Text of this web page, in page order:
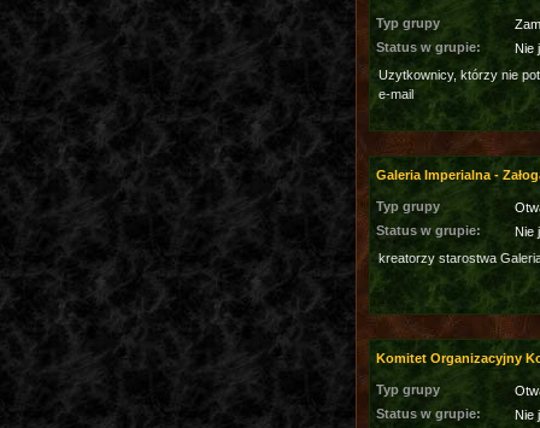
Typ grupy
Status w grupie:
Nie
Uzytkownicy, którzy nie
e-mail
Galeria Imperialna -
Typ grupy
Status w grupie:
Nie
kreatorzy starostwa
Komitet Organizacyjny
Typ grupy
Status w grupie:
Nie